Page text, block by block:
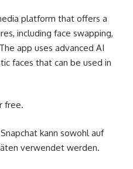
platform that offers a
including face swapping,
app uses advanced AI
faces that can be used in
free.
kann sowohl auf
verwendet werden.